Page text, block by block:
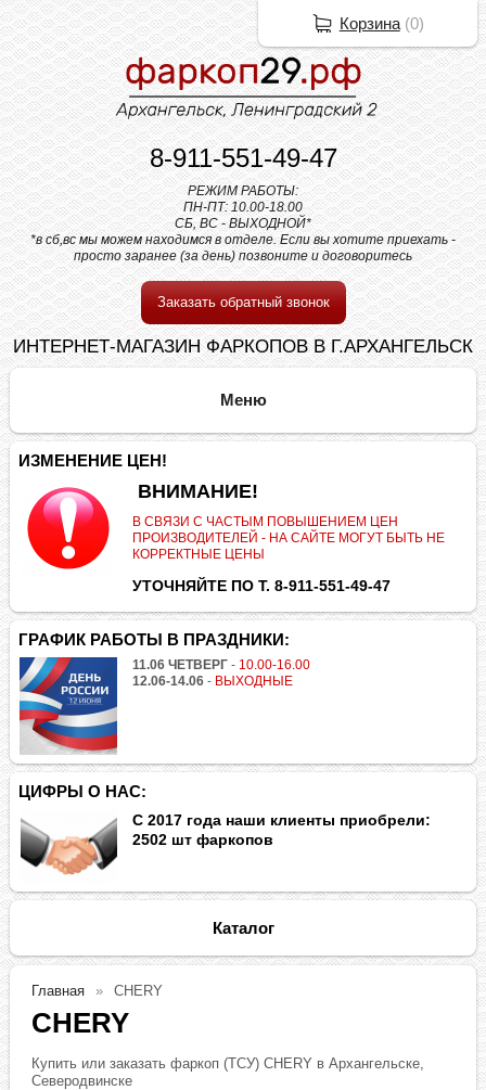
8-911-551-49-47
РЕЖИМ РАБОТЫ:
ПН-ПТ: 10.00-18.00
СБ, ВС - ВЫХОДНОЙ*
*в сб,вс мы можем находимся в отделе. Если вы хотите приехать -
просто заранее (за день) позвоните и договоритесь
Заказать обратный звонок
ИНТЕРНЕТ-МАГАЗИН ФАРКОПОВ В Г.АРХАНГЕЛЬСК
ИЗМЕНЕНИЕ ЦЕН!
ВНИМАНИЕ!
В СВЯЗИ С ЧАСТЫМ ПОВЫШЕНИЕМ ЦЕН
ПРОИЗВОДИТЕЛЕЙ - НА САЙТЕ МОГУТ БЫТЬ НЕ
КОРРЕКТНЫЕ ЦЕНЫ
УТОЧНЯЙТЕ ПО Т. 8-911-551-49-47
ГРАФИК РАБОТЫ В ПРАЗДНИКИ:
11.06 ЧЕТВЕРГ - 10.00-16.00
12.06-14.06 - ВЫХОДНЫЕ
ЦИФРЫ О НАС:
С 2017 года наши клиенты приобрели:
2502 шт фаркопов
Каталог
Главная CHERY
CHERY
Купить или заказать фаркоп (ТСУ) CHERY в Архангельске,
Северодвинске
Корзина(0)